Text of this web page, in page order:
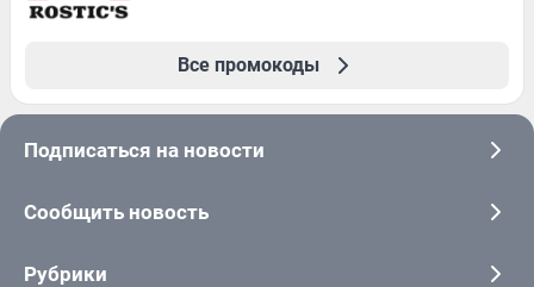
Все промокоды
Подписаться на новости
Сообщить новость
Рубрики